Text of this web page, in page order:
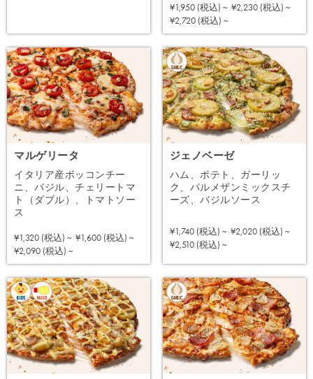
¥1,950 (税込) ~ ¥2,230 (税込) ~
¥2,720 (税込) ~
マルゲリータ
イタリア産ボッコンチー
ニ、バジル、チェリートマ
ト（ダブル）、トマトソー
ス
¥1,320 (税込) ~ ¥1,600 (税込) ~
¥2,090 (税込) ~
ジェノベーゼ
ハム、ポテト、ガーリッ
ク、パルメザンミックスチ
ーズ、バジルソース
¥1,740 (税込) ~ ¥2,020 (税込) ~
¥2,510 (税込) ~